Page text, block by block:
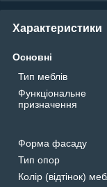
Характеристики
Основні
Тип меблів
Функціональне
призначення
Форма фасаду
Тип опор
Колір (відтінок)